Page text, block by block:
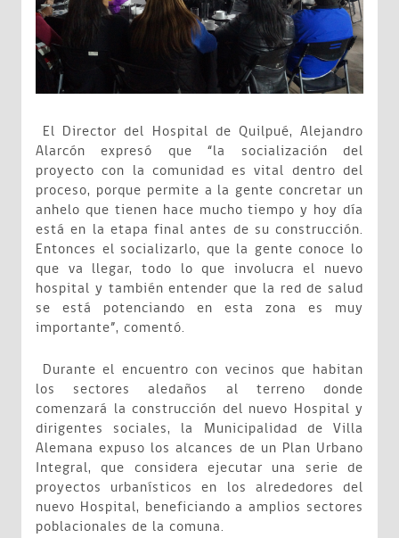
El Director del Hospital de Quilpué, Alejandro
Alarcón expresó que “la socialización del
proyecto con la comunidad es vital dentro del
proceso, porque permite a la gente concretar un
anhelo que tienen hace mucho tiempo y hoy día
está en la etapa final antes de su construcción.
Entonces el socializarlo, que la gente conoce lo
que va llegar, todo lo que involucra el nuevo
hospital y también entender que la red de salud
se está potenciando en esta zona es muy
importante”, comentó.
Durante el encuentro con vecinos que habitan
los sectores aledaños al terreno donde
comenzará la construcción del nuevo Hospital y
dirigentes sociales, la Municipalidad de Villa
Alemana expuso los alcances de un Plan Urbano
Integral, que considera ejecutar una serie de
proyectos urbanísticos en los alrededores del
nuevo Hospital, beneficiando a amplios sectores
poblacionales de la comuna.